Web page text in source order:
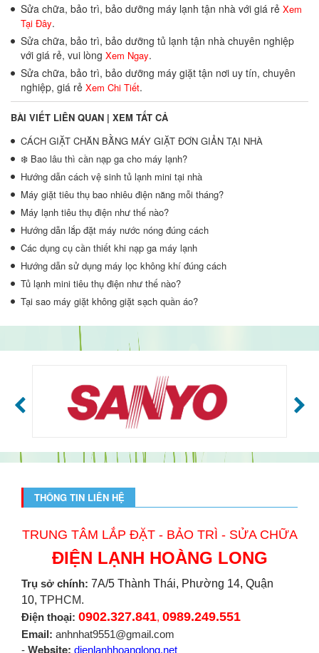
Sửa chữa, bảo trì, bảo dưỡng máy lạnh tận nhà với giá rẻ Xem
Tại Đây.
Sửa chữa, bảo trì, bảo dưỡng tủ lạnh tận nhà chuyên nghiệp
với giá rẻ, vui lòng Xem Ngay.
Sửa chữa, bảo trì, bảo dưỡng máy giặt tận nơi uy tín, chuyên
nghiệp, giá rẻ Xem Chi Tiết.
BÀI VIẾT LIÊN QUAN | XEM TẤT CẢ
CÁCH GIẶT CHĂN BẰNG MÁY GIẶT ĐƠN GIẢN TẠI NHÀ
❄️ Bao lâu thì cần nạp ga cho máy lạnh?
Hướng dẫn cách vệ sinh tủ lạnh mini tại nhà
Máy giặt tiêu thụ bao nhiêu điện năng mỗi tháng?
Máy lạnh tiêu thụ điện như thế nào?
Hướng dẫn lắp đặt máy nước nóng đúng cách
Các dụng cụ cần thiết khi nạp ga máy lạnh
Hướng dẫn sử dụng máy lọc không khí đúng cách
Tủ lạnh mini tiêu thụ điện như thế nào?
Tại sao máy giặt không giặt sạch quần áo?
THÔNG TIN LIÊN HỆ
TRUNG TÂM LẮP ĐẶT - BẢO TRÌ - SỬA CHỮA
ĐIỆN LẠNH HOÀNG LONG
Trụ sở chính: 7A/5 Thành Thái, Phường 14, Quận
10, TPHCM.
Điện thoại: 0902.327.841, 0989.249.551
Email: anhnhat9551@gmail.com
- Website: dienlanhhoanglong.net